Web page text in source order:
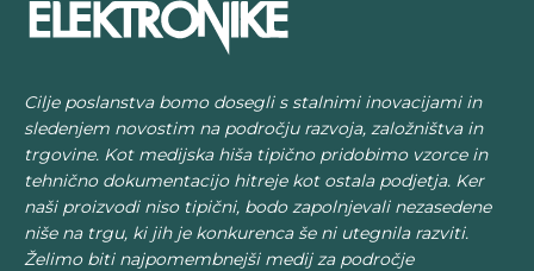
Cilje poslanstva bomo dosegli s stalnimi inovacijami in
sledenjem novostim na področju razvoja, založništva in
trgovine. Kot medijska hiša tipično pridobimo vzorce in
tehnično dokumentacijo hitreje kot ostala podjetja. Ker
naši proizvodi niso tipični, bodo zapolnjevali nezasedene
niše na trgu, ki jih je konkurenca še ni utegnila razviti.
Želimo biti najpomembnejši medij za področje